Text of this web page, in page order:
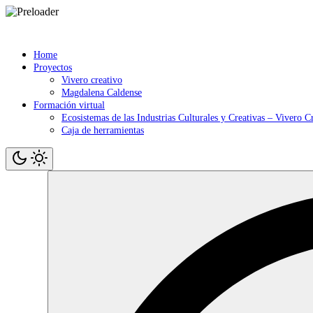
Home
Proyectos
Vivero creativo
Magdalena Caldense
Formación virtual
Ecosistemas de las Industrias Culturales y Creativas – Vivero
Caja de herramientas